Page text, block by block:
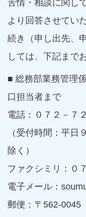
苦情・相談に関し
より回答させてい
続き（申し出先、
しては、下記まで
■ 総務部業務管理
口担当者まで
電話：０７２－７
（受付時間：平日
除く）
ファクシミリ：０
電子メール：
郵便：〒562-